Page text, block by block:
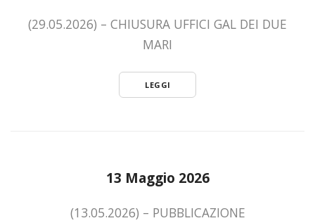
(29.05.2026) – CHIUSURA UFFICI GAL DEI DUE
MARI
LEGGI
13 Maggio 2026
(13.05.2026) – PUBBLICAZIONE